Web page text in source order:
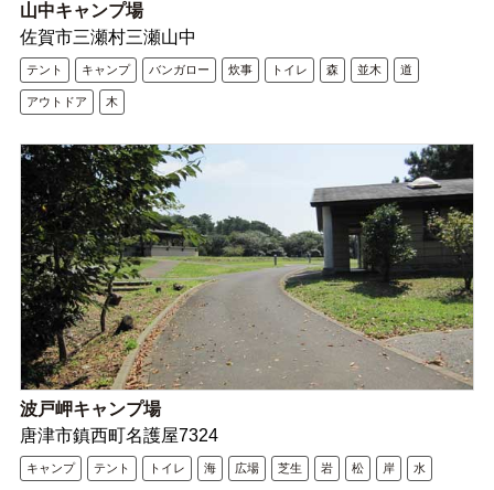
山中キャンプ場
佐賀市三瀬村三瀬山中
テント キャンプ バンガロー 炊事 トイレ 森 並木 道
アウトドア 木
波戸岬キャンプ場
唐津市鎮西町名護屋7324
キャンプ テント トイレ 海 広場 芝生 岩 松 岸 水